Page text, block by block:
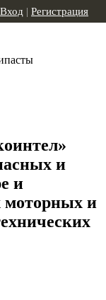
Вход | Регистрация
и
и
моторных и